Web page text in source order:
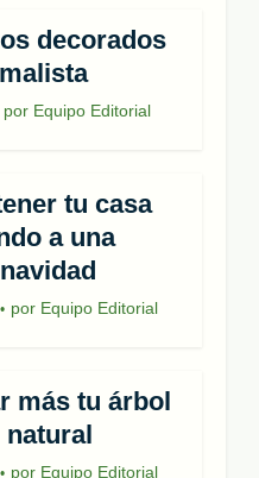
decorados
por Equipo Editorial
tu casa
a una
por Equipo Editorial
más tu árbol
natural
por Equipo Editorial